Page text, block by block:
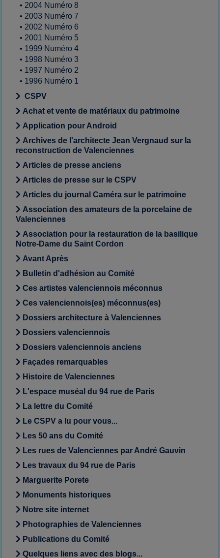
• 2004 Numéro 8
• 2003 Numéro 7
• 2002 Numéro 6
• 2001 Numéro 5
• 1999 Numéro 4
• 1998 Numéro 3
• 1997 Numéro 2
• 1996 Numéro 1
CSPV
Achat et vente de matériaux du patrimoine
Application pour Android
Archives de l'architecte Jean Vergnaud sur la
reconstruction de Valenciennes
Articles de presse anciens
Articles de presse sur le CSPV
Articles du journal Caméra sur le patrimoine
Association des amateurs de la porcelaine de
Valenciennes
Association pour la restauration de la basilique
Notre-Dame du Saint Cordon
Avant Après
Bulletin d'adhésion au Comité
Ces artistes valenciennois méconnus
Ces valenciennois(es) méconnus(es)
Dossiers architecture à Valenciennes
Dossiers valenciennois
Dossiers valenciennois anciens
Façades remarquables
Histoire de Valenciennes
L'espace muséal du 94 rue de Paris
La lettre du Comité
Le CSPV a lu pour vous...
Les 50 ans du Comité
Les rues de Valenciennes par André Gauvin
Les travaux du 94 rue de Paris
Marguerite Porete
Monuments historiques
Notre site internet
Photographies de Valenciennes
Publications du Comité
Quelques liens avec des blogs...